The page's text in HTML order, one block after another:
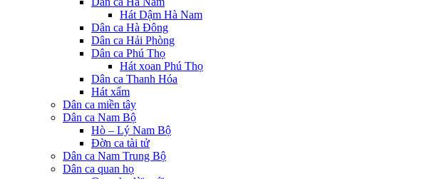
Hát Dậm Hà Nam
Dân ca Hà Đông
Dân ca Hải Phòng
Dân ca Phú Thọ
Hát xoan Phú Thọ
Dân ca Thanh Hóa
Hát xẩm
Dân ca miền tây
Dân ca Nam Bộ
Hò – Lý Nam Bộ
Đờn ca tài tử
Dân ca Nam Trung Bộ
Dân ca quan họ